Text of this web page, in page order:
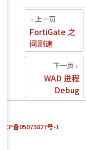
上一页
FortiGate 之
间测速
下一页
WAD 进程
Debug
京ICP备05073827号-1